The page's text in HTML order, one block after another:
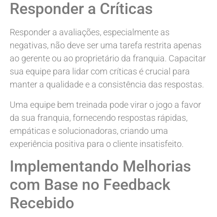
Responder a Críticas
Responder a avaliações, especialmente as
negativas, não deve ser uma tarefa restrita apenas
ao gerente ou ao proprietário da franquia. Capacitar
sua equipe para lidar com críticas é crucial para
manter a qualidade e a consistência das respostas.
Uma equipe bem treinada pode virar o jogo a favor
da sua franquia, fornecendo respostas rápidas,
empáticas e solucionadoras, criando uma
experiência positiva para o cliente insatisfeito.
Implementando Melhorias
com Base no Feedback
Recebido